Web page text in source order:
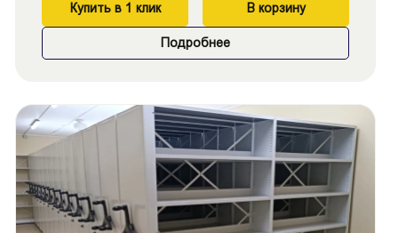
Купить в 1 клик В корзину
Подробнее